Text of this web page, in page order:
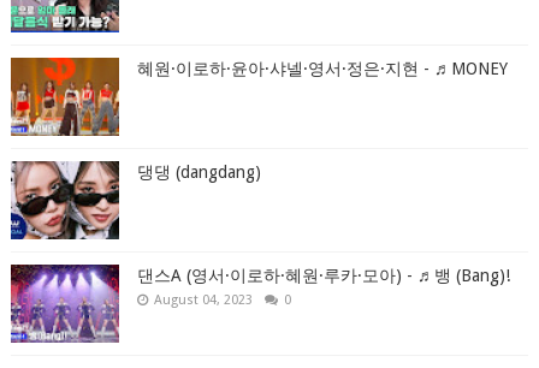
혜원·이로하·윤아·샤넬·영서·정은·지현 - ♬MONEY
댕댕 (dangdang)
댄스A (영서·이로하·혜원·루카·모아) - ♬뱅 (Bang)!
August 04, 2023 0